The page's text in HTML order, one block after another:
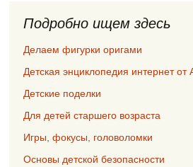
Подробно ищем здесь
Делаем фигурки оригами
Детская энциклопедия интернет от
Детские поделки
Для детей старшего возраста
Игры, фокусы, головоломки
Основы детской безопасности